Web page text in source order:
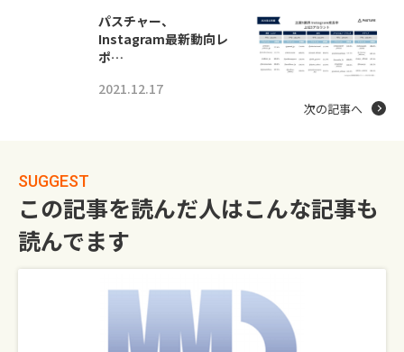
パスチャー、
Instagram最新動向レ
ポ…
2021.12.17
次の記事へ
SUGGEST
この記事を読んだ人はこんな記事も
読んでます